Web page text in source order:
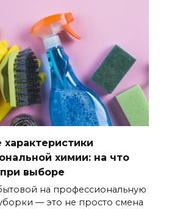
химии: на что
выборе
на профессиональную
— это не просто смена